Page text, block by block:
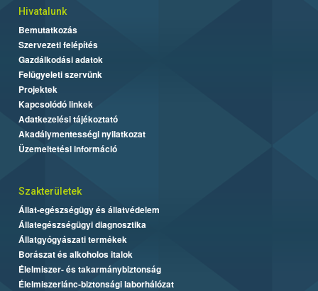
Hivatalunk
Bemutatkozás
Szervezeti felépítés
Gazdálkodási adatok
Felügyeleti szervünk
Projektek
Kapcsolódó linkek
Adatkezelési tájékoztató
Akadálymentességi nyilatkozat
Üzemeltetési információ
Szakterületek
Állat-egészségügy és állatvédelem
Állategészségügyi diagnosztika
Állatgyógyászati termékek
Borászat és alkoholos italok
Élelmiszer- és takarmánybiztonság
Élelmiszerlánc-biztonsági laborhálózat